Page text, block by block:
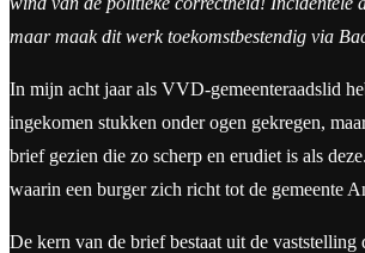
maar maak dit werk toekomstbestendig via
In mijn acht jaar als VVD-gemeenteraadslid
ingekomen stukken onder ogen gekregen,
brief gezien die zo scherp en erudiet is als
waarin een burger zich richt tot de gemeente
De kern van de brief bestaat uit de vaststelling